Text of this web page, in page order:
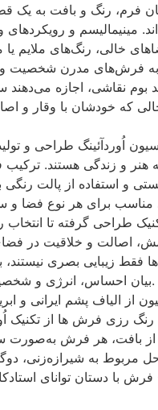
زبان فرم، رنگ و بافت به یک
مینیمالیسم و رویکردهای
خالی، رنگ‌های ملایم یا
به فرش‌های مدرن شخصیت و
بوم نقاشی، اجازه می‌دهند
که خودشان با وقار و
اُوردآئينگ طراحی و تولید
هنر و زندگی هستند. ترکیب
و استفاده از پالت رنگی
مناسب برای هر نوع فضا و
طراحی گرفته تا انتخاب
اصالت و خلاقیت در
فقط زیبایی بصری نیستند،
بیان احساس، انرژی و شخصیت فضا شده اند.
از الیاف پشم ایرانی و
رزی فرش ها از تکنیک
بافت، هر فرش
مربوط به شیرازه‌زنی،
با دستان توانای